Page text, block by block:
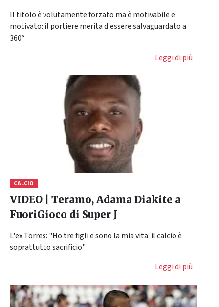
Il titolo è volutamente forzato ma è motivabile e
motivato: il portiere merita d'essere salvaguardato a
360°
Leggi di più
CALCIO
VIDEO | Teramo, Adama Diakite a
FuoriGioco di Super J
L'ex Torres: "Ho tre figli e sono la mia vita: il calcio è
soprattutto sacrificio"
Leggi di più